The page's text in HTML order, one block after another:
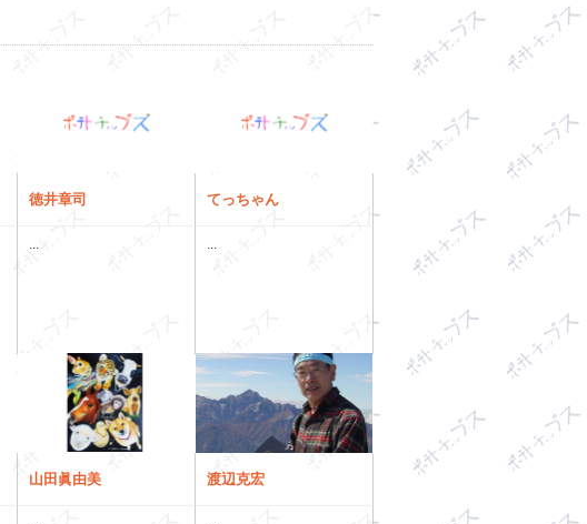
徳井章司
...
てっちゃん
...
山田眞由美 渡辺克宏